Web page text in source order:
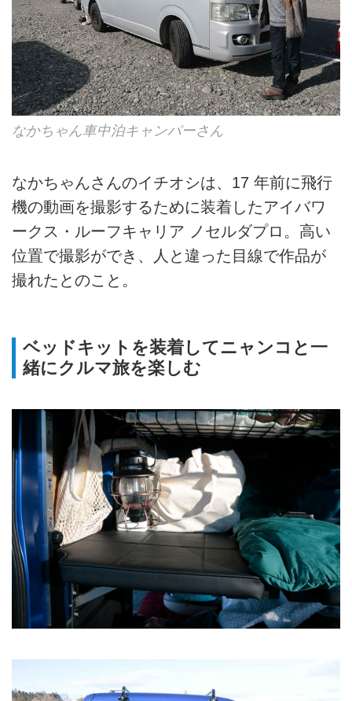
なかちゃん車中泊キャンパーさん
なかちゃんさんのイチオシは、17 年前に飛行
機の動画を撮影するために装着したアイバワ
ークス・ルーフキャリア ノセルダプロ。高い
位置で撮影ができ、人と違った目線で作品が
撮れたとのこと。
ベッドキットを装着してニャンコと一
緒にクルマ旅を楽しむ